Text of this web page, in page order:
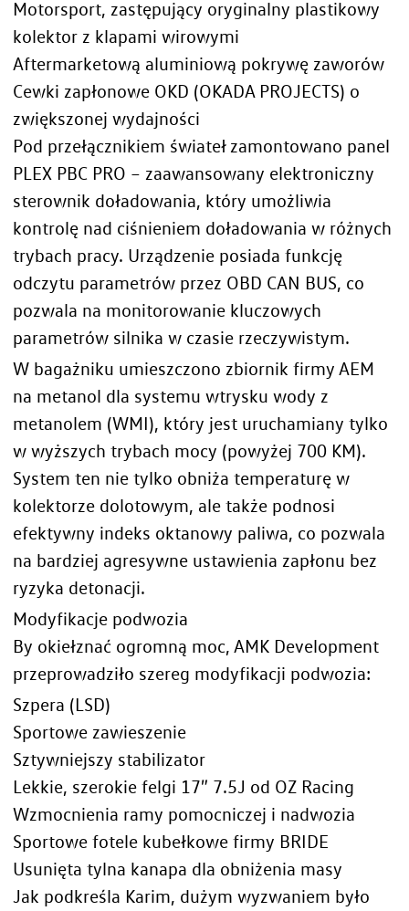
Motorsport, zastępujący oryginalny plastikowy
kolektor z klapami wirowymi
Aftermarketową aluminiową pokrywę zaworów
Cewki zapłonowe OKD (OKADA PROJECTS) o
zwiększonej wydajności
Pod przełącznikiem świateł zamontowano panel
PLEX PBC PRO – zaawansowany elektroniczny
sterownik doładowania, który umożliwia
kontrolę nad ciśnieniem doładowania w różnych
trybach pracy. Urządzenie posiada funkcję
odczytu parametrów przez OBD CAN BUS, co
pozwala na monitorowanie kluczowych
parametrów silnika w czasie rzeczywistym.
W bagażniku umieszczono zbiornik firmy AEM
na metanol dla systemu wtrysku wody z
metanolem (WMI), który jest uruchamiany tylko
w wyższych trybach mocy (powyżej 700 KM).
System ten nie tylko obniża temperaturę w
kolektorze dolotowym, ale także podnosi
efektywny indeks oktanowy paliwa, co pozwala
na bardziej agresywne ustawienia zapłonu bez
ryzyka detonacji.
Modyfikacje podwozia
By okiełznać ogromną moc, AMK Development
przeprowadziło szereg modyfikacji podwozia:
Szpera (LSD)
Sportowe zawieszenie
Sztywniejszy stabilizator
Lekkie, szerokie felgi 17″ 7.5J od OZ Racing
Wzmocnienia ramy pomocniczej i nadwozia
Sportowe fotele kubełkowe firmy BRIDE
Usunięta tylna kanapa dla obniżenia masy
Jak podkreśla Karim, dużym wyzwaniem było